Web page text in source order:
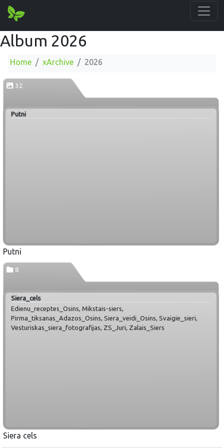
Album 2026
Home xArchive 2026
32
Putni
Putni
8
Siera_cels
Edienu_receptes_Osins, Mikstais-siers,
Pirma_tiksanas_Adazos_Osins, Siera_veidi_Osins, Svaigie_sieri,
Vesturiskas_siera_fotografijas, ZS_Juri, Zalais_Siers
Siera cels